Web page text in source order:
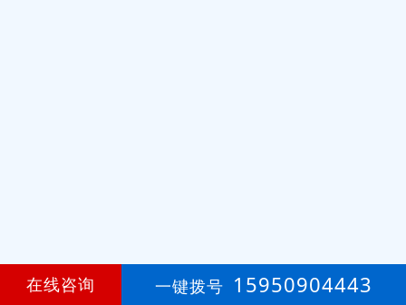
在线咨询 一键拨号 15950904443